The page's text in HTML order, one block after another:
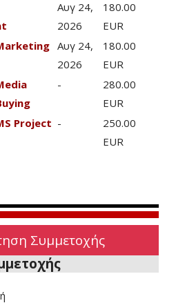
Αυγ 24,
2026
180.00
EUR
Αυγ 24,
2026
180.00
EUR
-
280.00
EUR
Project -
250.00
EUR
Συμμετοχής